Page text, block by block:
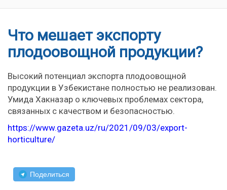
Что мешает экспорту
плодоовощной продукции?
Высокий потенциал экспорта плодоовощной
продукции в Узбекистане полностью не реализован.
Умида Хакназар о ключевых проблемах сектора,
связанных с качеством и безопасностью.
https://www.gazeta.uz/ru/2021/09/03/export-
horticulture/
Поделиться